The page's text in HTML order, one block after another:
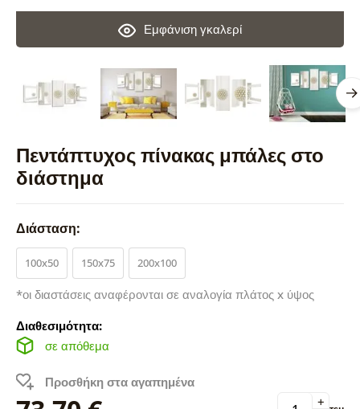
Πεντάπτυχος πίνακας μπάλες στο
διάστημα
Εμφάνιση γκαλερί
Διάσταση:
100x50 150x75 200x100
*οι διαστάσεις αναφέρονται σε αναλογία πλάτος x ύψος
Διαθεσιμότητα:
σε απόθεμα
Προσθήκη στα αγαπημένα
+